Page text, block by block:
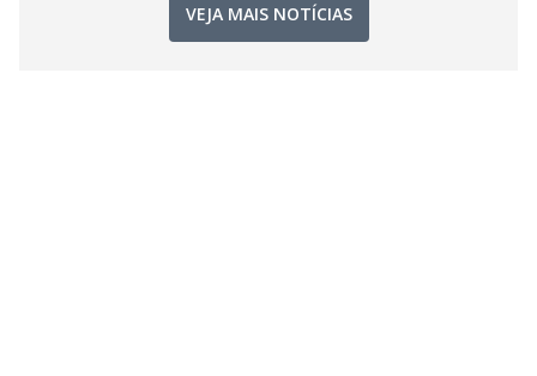
VEJA MAIS NOTÍCIAS